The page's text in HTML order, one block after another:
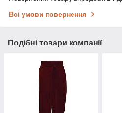
Всі умови повернення
Подібні товари компанії